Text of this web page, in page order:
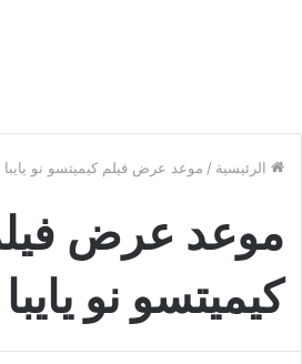
الرئيسية / موعد عرض فيلم كيميتسو نو يايبا
موعد عرض
كيميتسو نو يايبا